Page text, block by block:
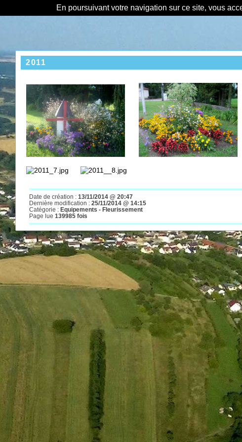
En poursuivant votre navigation sur ce site, vous
2011
Date de création : 13/11/2014 @ 20:47
Dernière modification : 25/11/2014 @ 14:15
Catégorie : Equipements - Fleurissement
Page lue 139985 fois